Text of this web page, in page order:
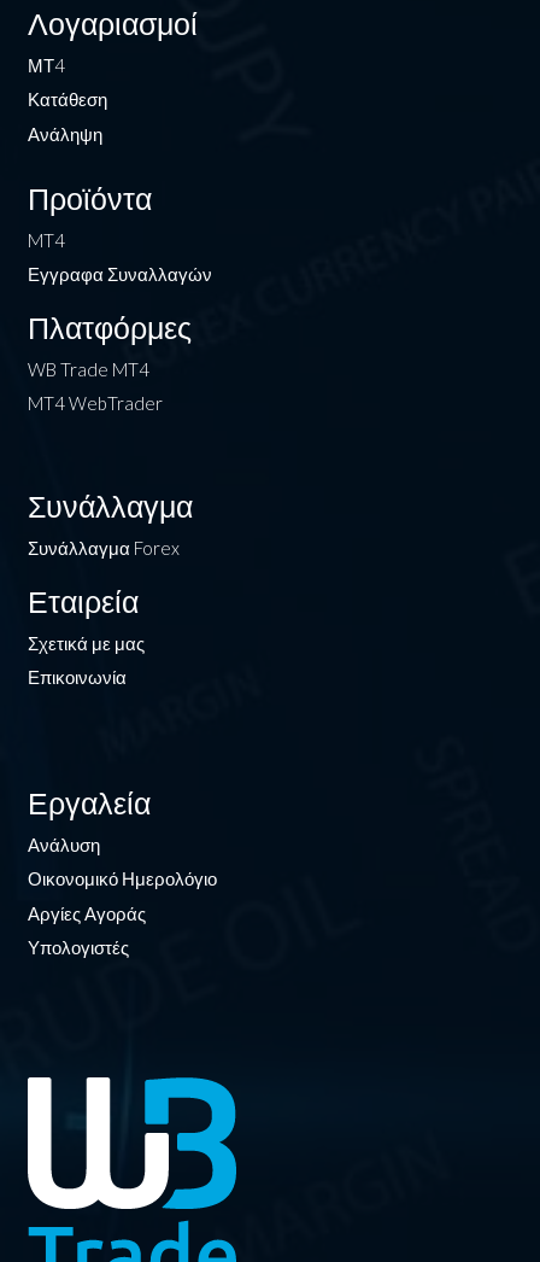
Λογαριασμοί
ΜΤ4
Κατάθεση
Ανάληψη
Προϊόντα
MT4
Εγγραφα Συναλλαγών
Πλατφόρμες
WB Trade MT4
MT4 WebTrader
Συνάλλαγμα
Συνάλλαγμα Forex
Εταιρεία
Σχετικά με μας
Επικοινωνία
Εργαλεία
Ανάλυση
Οικονομικό Ημερολόγιο
Αργίες Αγοράς
Υπολογιστές